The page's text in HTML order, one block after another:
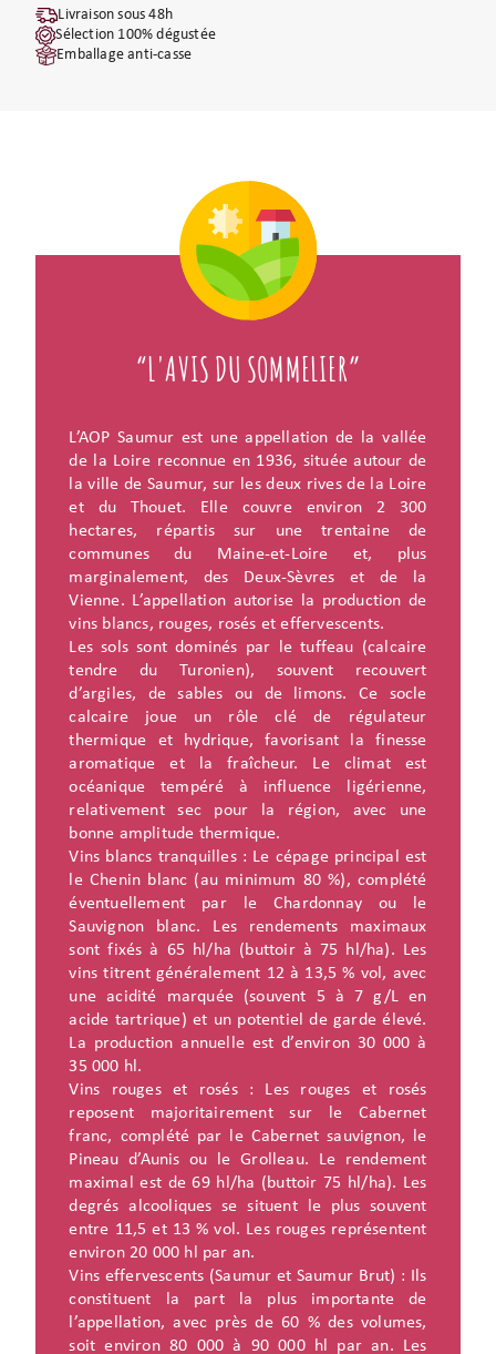
Livraison sous 48h
Sélection 100% dégustée
Emballage anti-casse
“L'AVIS DU SOMMELIER”
L’AOP Saumur est une appellation de la vallée
de la Loire reconnue en 1936, située autour de
la ville de Saumur, sur les deux rives de la Loire
et du Thouet. Elle couvre environ 2 300
hectares, répartis sur une trentaine de
communes du Maine-et-Loire et, plus
marginalement, des Deux-Sèvres et de la
Vienne. L’appellation autorise la production de
vins blancs, rouges, rosés et effervescents.
Les sols sont dominés par le tuffeau (calcaire
tendre du Turonien), souvent recouvert
d’argiles, de sables ou de limons. Ce socle
calcaire joue un rôle clé de régulateur
thermique et hydrique, favorisant la finesse
aromatique et la fraîcheur. Le climat est
océanique tempéré à influence ligérienne,
relativement sec pour la région, avec une
bonne amplitude thermique.
Vins blancs tranquilles : Le cépage principal est
le Chenin blanc (au minimum 80 %), complété
éventuellement par le Chardonnay ou le
Sauvignon blanc. Les rendements maximaux
sont fixés à 65 hl/ha (buttoir à 75 hl/ha). Les
vins titrent généralement 12 à 13,5 % vol, avec
une acidité marquée (souvent 5 à 7 g/L en
acide tartrique) et un potentiel de garde élevé.
La production annuelle est d’environ 30 000 à
35 000 hl.
Vins rouges et rosés : Les rouges et rosés
reposent majoritairement sur le Cabernet
franc, complété par le Cabernet sauvignon, le
Pineau d’Aunis ou le Grolleau. Le rendement
maximal est de 69 hl/ha (buttoir 75 hl/ha). Les
degrés alcooliques se situent le plus souvent
entre 11,5 et 13 % vol. Les rouges représentent
environ 20 000 hl par an.
Vins effervescents (Saumur et Saumur Brut) : Ils
constituent la part la plus importante de
l’appellation, avec près de 60 % des volumes,
soit environ 80 000 à 90 000 hl par an. Les